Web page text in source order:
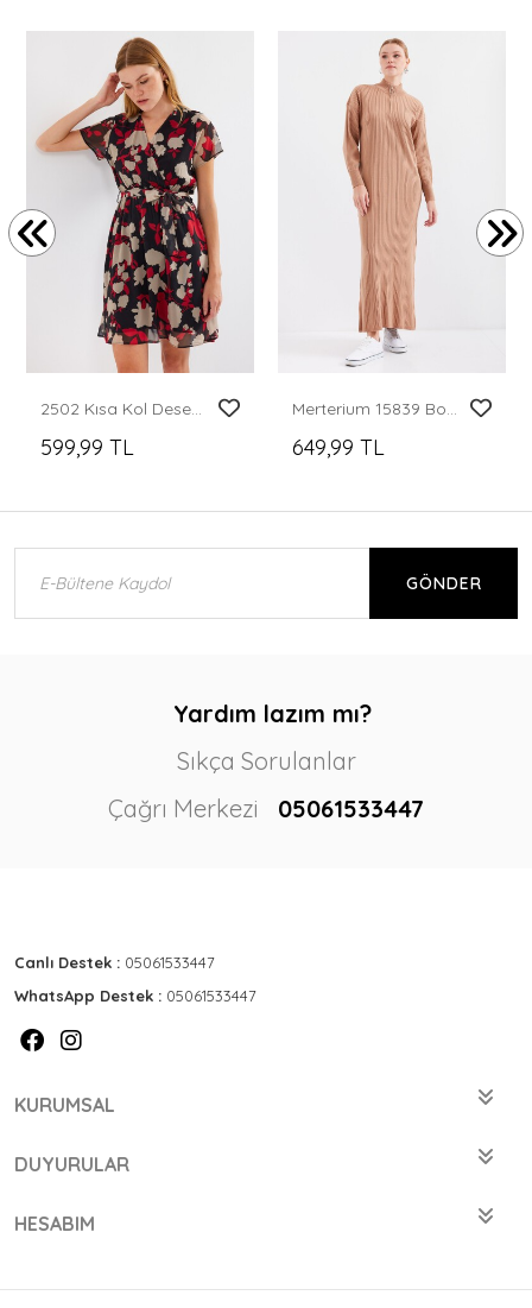
2502 Kısa Kol Desenli Şifon Elbise - Bordo
599,99 TL
Merterium 15839 Boydan Triko Elbise - Taba
649,99 TL
GÖNDER
Yardım lazım mı?
Sıkça Sorulanlar
Çağrı Merkezi
05061533447
Canlı Destek : 05061533447
WhatsApp Destek : 05061533447
KURUMSAL
DUYURULAR
HESABIM